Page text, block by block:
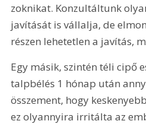
zoknikat. Konzultáltunk
javítását is vállalja, de
részen lehetetlen a javítás,
Egy másik, szintén téli cipő
talpbélés 1 hónap után
összement, hogy
ez olyannyira irritálta az